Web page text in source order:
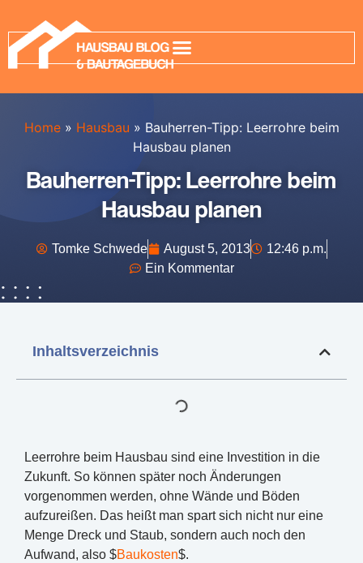
Home » Hausbau » Bauherren-Tipp: Leerrohre beim
Hausbau planen
Bauherren-Tipp: Leerrohre beim
Hausbau planen
Tomke Schwede August 5, 2013
12:46 p.m.
Ein Kommentar
Inhaltsverzeichnis
Leerrohre beim Hausbau sind eine Investition in die
Zukunft. So können später noch Änderungen
vorgenommen werden, ohne Wände und Böden
aufzureißen. Das heißt man spart sich nicht nur eine
Menge Dreck und Staub, sondern auch noch den
Aufwand, also $Baukosten$.